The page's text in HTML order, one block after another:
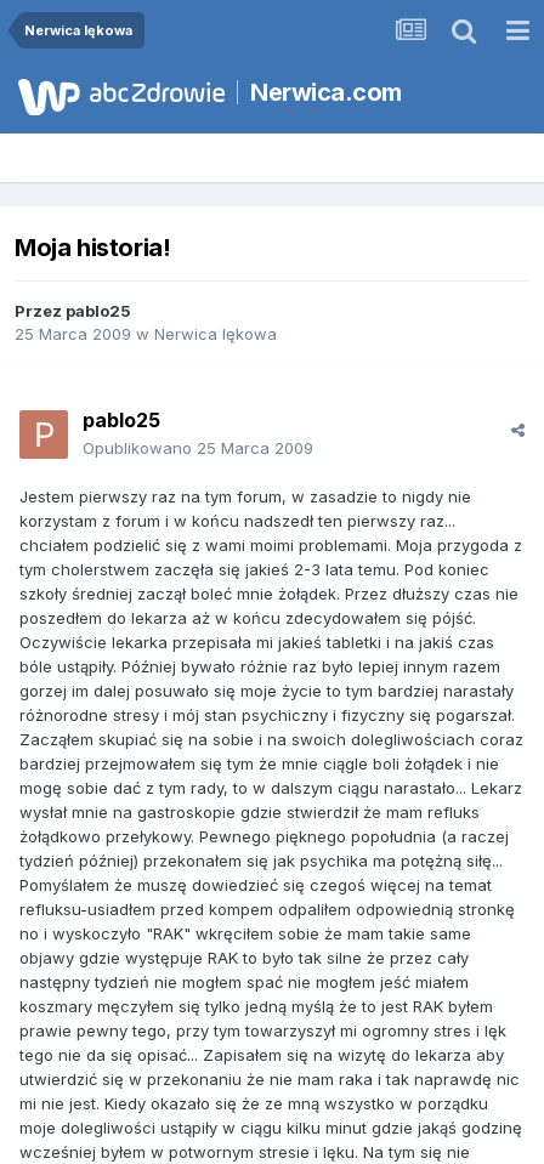
Nerwica lękowa
Nerwica.com
Moja historia!
Przez pablo25
25 Marca 2009 w Nerwica lękowa
pablo25
Opublikowano 25 Marca 2009
Jestem pierwszy raz na tym forum, w zasadzie to nigdy nie
korzystam z forum i w końcu nadszedł ten pierwszy raz...
chciałem podzielić się z wami moimi problemami. Moja przygoda z
tym cholerstwem zaczęła się jakieś 2-3 lata temu. Pod koniec
szkoły średniej zaczął boleć mnie żołądek. Przez dłuższy czas nie
poszedłem do lekarza aż w końcu zdecydowałem się pójść.
Oczywiście lekarka przepisała mi jakieś tabletki i na jakiś czas
bóle ustąpiły. Później bywało różnie raz było lepiej innym razem
gorzej im dalej posuwało się moje życie to tym bardziej narastały
różnorodne stresy i mój stan psychiczny i fizyczny się pogarszał.
Zacząłem skupiać się na sobie i na swoich dolegliwościach coraz
bardziej przejmowałem się tym że mnie ciągle boli żołądek i nie
mogę sobie dać z tym rady, to w dalszym ciągu narastało... Lekarz
wysłał mnie na gastroskopie gdzie stwierdził że mam refluks
żołądkowo przełykowy. Pewnego pięknego popołudnia (a raczej
tydzień później) przekonałem się jak psychika ma potężną siłę...
Pomyślałem że muszę dowiedzieć się czegoś więcej na temat
refluksu-usiadłem przed kompem odpaliłem odpowiednią stronkę
no i wyskoczyło "RAK" wkręciłem sobie że mam takie same
objawy gdzie występuje RAK to było tak silne że przez cały
następny tydzień nie mogłem spać nie mogłem jeść miałem
koszmary męczyłem się tylko jedną myślą że to jest RAK byłem
prawie pewny tego, przy tym towarzyszył mi ogromny stres i lęk
tego nie da się opisać... Zapisałem się na wizytę do lekarza aby
utwierdzić się w przekonaniu że nie mam raka i tak naprawdę nic
mi nie jest. Kiedy okazało się że ze mną wszystko w porządku
moje dolegliwości ustąpiły w ciągu kilku minut gdzie jakąś godzinę
wcześniej byłem w potwornym stresie i lęku. Na tym się nie